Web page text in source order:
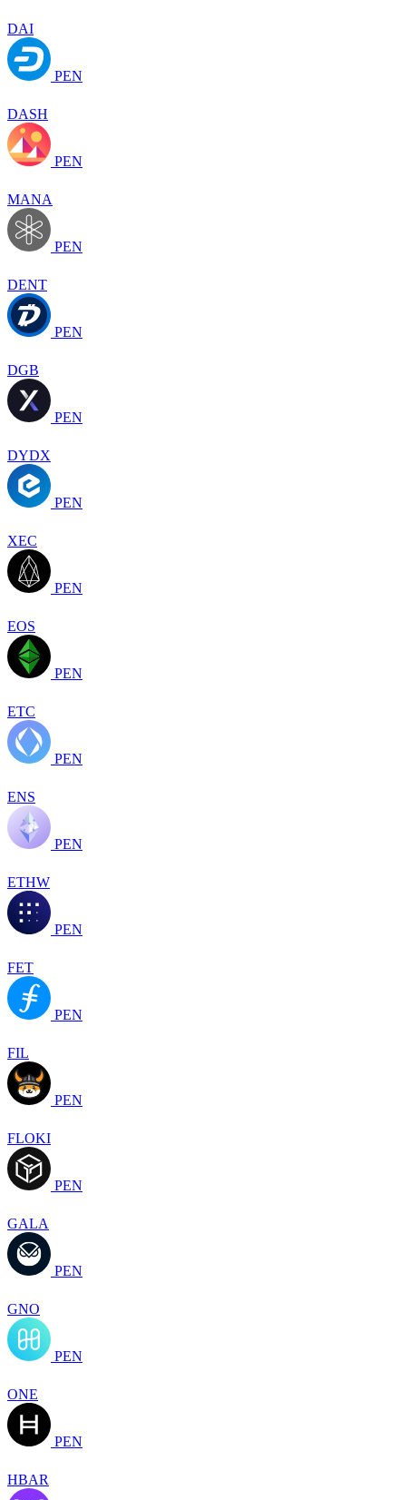
DAI
PEN
DASH
PEN
MANA
PEN
DENT
PEN
DGB
PEN
DYDX
PEN
XEC
PEN
EOS
PEN
ETC
PEN
ENS
PEN
ETHW
PEN
FET
PEN
FIL
PEN
FLOKI
PEN
GALA
PEN
GNO
PEN
ONE
PEN
HBAR